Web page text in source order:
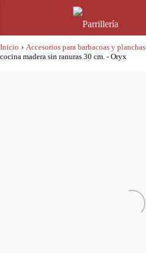
Inicio › Accesorios para barbacoas y planchas
cocina madera sin ranuras 30 cm. - Oryx